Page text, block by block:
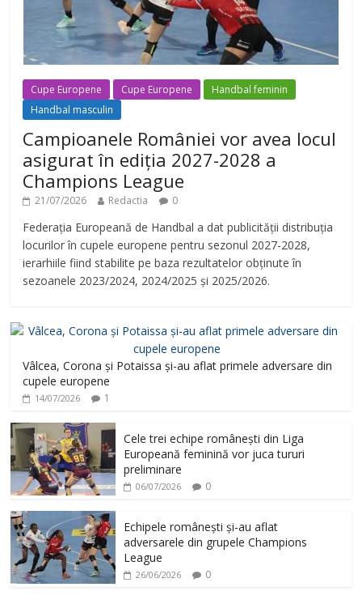
Cupe Europene Cupe Europene
Handbal feminin
Handbal masculin
Campioanele României vor avea locul
asigurat în ediția 2027-2028 a
Champions League
21/07/2026 Redactia 0
Federația Europeană de Handbal a dat publicității distribuția
locurilor în cupele europene pentru sezonul 2027-2028,
ierarhiile fiind stabilite pe baza rezultatelor obținute în
sezoanele 2023/2024, 2024/2025 și 2025/2026.
Vâlcea, Corona și Potaissa și-au aflat primele adversare din
cupele europene
14/07/2026 1
Cele trei echipe românești din Liga
Europeană feminină vor juca tururi
preliminare
06/07/2026 0
Echipele românești și-au aflat
adversarele din grupele Champions
League
26/06/2026 0